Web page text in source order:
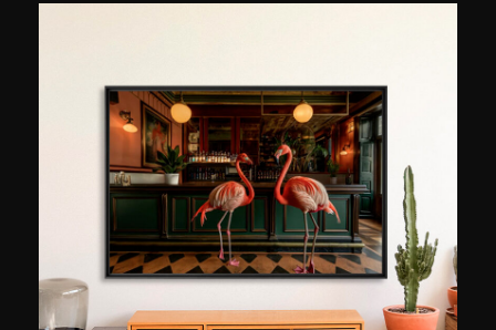
galerijen maar ook in het buitenland en in het
bijzonder voor de internationale Affordable Art
Fair. Onlangs presenteerde hij zijn serie
"Segunda Pieles" in Londen en vervolgens in
Hong Kong. Zijn werk wordt ook veel
gepubliceerd in gespecialiseerde tijdschriften
zoals Vogue, Vanity Fair of The Guardian. Als
ervaren kunstenaar vindt hij zijn inspiratie in